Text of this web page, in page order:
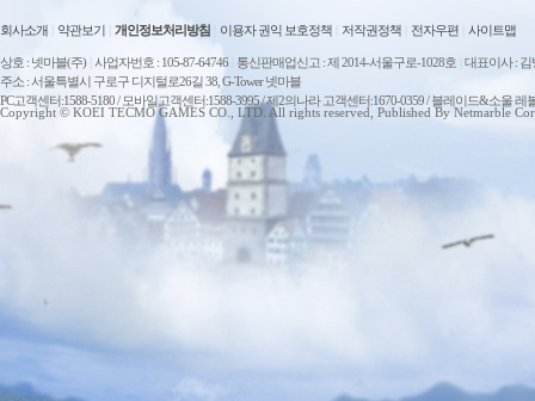
회사소개 약관보기 개인정보처리방침 이용자 권익 보호정책 저작권정책 전자우편 사이트맵
상호 : 넷마블(주) 사업자번호 : 105-87-64746 통신판매업신고 : 제 2014-서울구로-1028호 대표이사 : 김
주소 : 서울특별시 구로구 디지털로26길 38, G-Tower 넷마블
PC고객센터:1588-5180 / 모바일고객센터:1588-3995 / 제2의나라 고객센터:1670-0359 / 블레이드&소울
Copyright © KOEI TECMO GAMES CO., LTD. All rights reserved, Published By Netmarble